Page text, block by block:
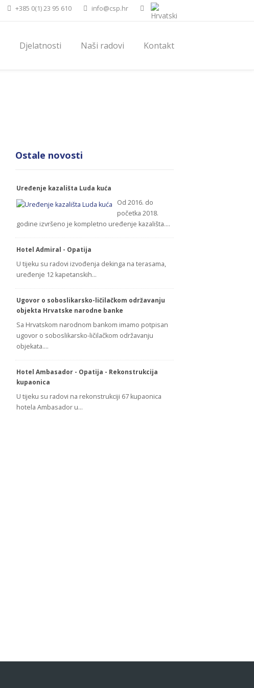
+385 0(1) 23 95 610 info@csp.hr
Djelatnosti Naši radovi Kontakt
Ostale novosti
Uređenje kazališta Luda kuća
Od 2016. do
početka 2018.
godine izvršeno je kompletno uređenje kazališta.…
Hotel Admiral - Opatija
U tijeku su radovi izvođenja dekinga na terasama,
uređenje 12 kapetanskih…
Ugovor o soboslikarsko-ličilačkom održavanju
objekta Hrvatske narodne banke
Sa Hrvatskom narodnom bankom imamo potpisan
ugovor o soboslikarsko-ličilačkom održavanju
objekata.…
Hotel Ambasador - Opatija - Rekonstrukcija
kupaonica
U tijeku su radovi na rekonstrukciji 67 kupaonica
hotela Ambasador u…